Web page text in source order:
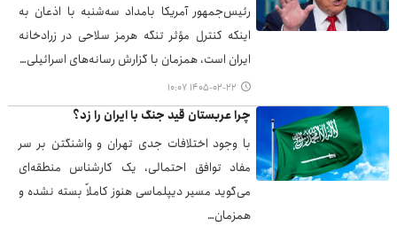
رئیس‌جمهور آمریکا بامداد سه‌شنبه با اذعان به
اینکه کنترل مؤثر تنگه هرمز سلاحی در زرادخانه
ایران است، همزمان با گزارش رسانه‌های اسرائیلی…
۱۴۰۵-۰۲-۲۲ ۱۰:۰۷
چرا عربستان قید جنگ با ایران را زد؟
با وجود اختلافات جدی تهران و واشنگتن بر سر
مفاد توافق احتمالی، یک کارشناس منطقه‌ای
می‌گوید مسیر دیپلماسی هنوز کاملاً بسته نشده و
همزمان…